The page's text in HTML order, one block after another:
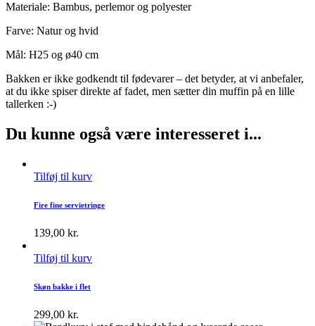
Materiale: Bambus, perlemor og polyester
Farve: Natur og hvid
Mål: H25 og ø40 cm
Bakken er ikke godkendt til fødevarer – det betyder, at vi anbefaler,
at du ikke spiser direkte af fadet, men sætter din muffin på en lille
tallerken :-)
Du kunne også være interesseret i...
Tilføj til kurv
Fire fine servietringe
139,00 kr.
Tilføj til kurv
Skøn bakke i flet
299,00 kr.